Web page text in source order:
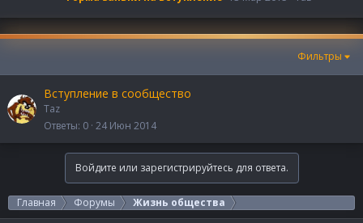
Фильтры
Вступление в сообщество
Taz
Ответы 0 24 Июн 2014
Войдите или зарегистрируйтесь для ответа.
Главная Форумы Жизнь общества